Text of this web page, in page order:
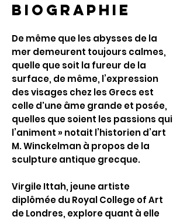
BIOGRAPHIE
De même que les abysses de la
mer demeurent toujours calmes,
quelle que soit la fureur de la
surface, de même, l’expression
des visages chez les Grecs est
celle d'une âme grande et posée,
quelles que soient les passions qui
l’animent » notait l’historien d’art
M. Winckelman à propos de la
sculpture antique grecque.
Virgile Ittah, jeune artiste
diplômée du Royal College of Art
de Londres, explore quant à elle